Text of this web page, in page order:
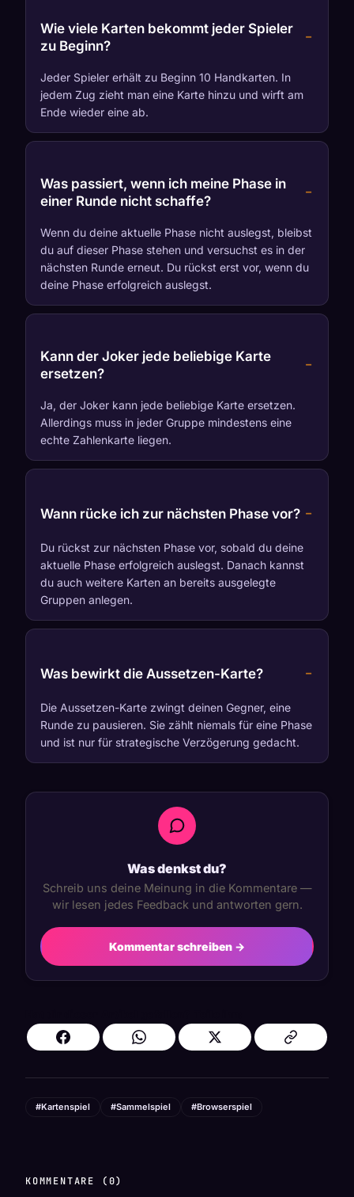
Wie viele Karten bekommt jeder Spieler
zu Beginn?
Jeder Spieler erhält zu Beginn 10 Handkarten. In
jedem Zug zieht man eine Karte hinzu und wirft am
Ende wieder eine ab.
Was passiert, wenn ich meine Phase in
einer Runde nicht schaffe?
Wenn du deine aktuelle Phase nicht auslegst, bleibst
du auf dieser Phase stehen und versuchst es in der
nächsten Runde erneut. Du rückst erst vor, wenn du
deine Phase erfolgreich auslegst.
Kann der Joker jede beliebige Karte
ersetzen?
Ja, der Joker kann jede beliebige Karte ersetzen.
Allerdings muss in jeder Gruppe mindestens eine
echte Zahlenkarte liegen.
Wann rücke ich zur nächsten Phase vor?
Du rückst zur nächsten Phase vor, sobald du deine
aktuelle Phase erfolgreich auslegst. Danach kannst
du auch weitere Karten an bereits ausgelegte
Gruppen anlegen.
Was bewirkt die Aussetzen-Karte?
Die Aussetzen-Karte zwingt deinen Gegner, eine
Runde zu pausieren. Sie zählt niemals für eine Phase
und ist nur für strategische Verzögerung gedacht.
Was denkst du?
Schreib uns deine Meinung in die Kommentare —
wir lesen jedes Feedback und antworten gern.
Kommentar schreiben →
#Kartenspiel #Sammelspiel #Browserspiel
KOMMENTARE (0)